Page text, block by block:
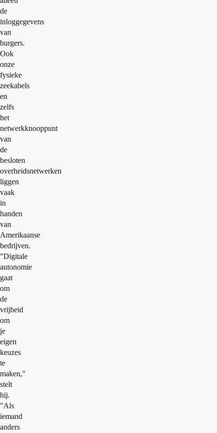
de
inloggegevens
van
burgers.
Ook
onze
fysieke
zeekabels
en
zelfs
het
netwerkknooppunt
van
de
besloten
overheidsnetwerken
liggen
vaak
in
handen
van
Amerikaanse
bedrijven.
"Digitale
autonomie
gaat
om
de
vrijheid
om
je
eigen
keuzes
te
maken,"
stelt
hij.
"Als
iemand
anders